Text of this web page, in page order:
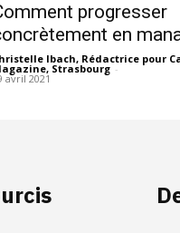
progresser
en
Ibach, Rédactrice pour
Strasbourg -
avril 2021